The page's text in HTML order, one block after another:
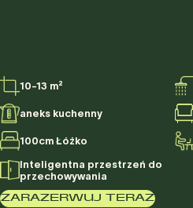
10-13 m²
aneks kuchenny
100cm Łóżko
Inteligentna przestrzeń do
przechowywania
ZARAZERWUJ TERAZ